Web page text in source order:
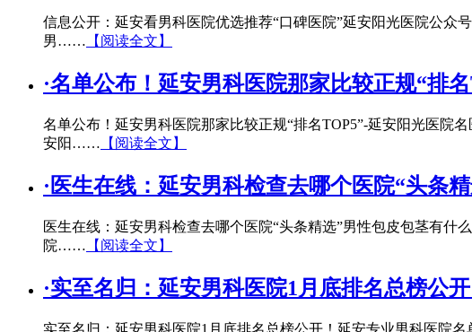
信息公开：延安看男科医院优选推荐“口碑医院”延安阳光医院公众
男…… 【阅读全文】
·名单公布！延安男科医院那家比较正规“排
名单公布！延安男科医院那家比较正规“排名TOP5”-延安阳光医院
安阳…… 【阅读全文】
· 医生在线：延安男科检查去哪个医院“头条
医生在线：延安男科检查去哪个医院“头条精选”男性包皮包茎有什
院…… 【阅读全文】
·实至名归：延安男科医院1月底排名总榜公
实至名归：延安男科医院1月底排名总榜公开！延安专业男科医院